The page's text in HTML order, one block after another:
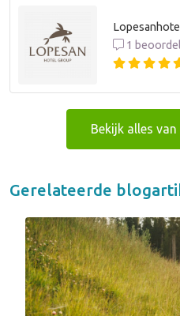
1
Bekijk alles
Gerelateerde